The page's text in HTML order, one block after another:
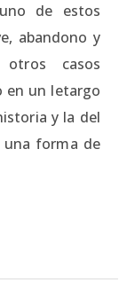
de estos
abandono y
casos
en un letargo
y la del
forma de